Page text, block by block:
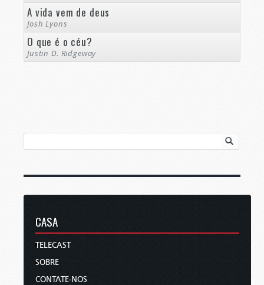
A vida vem de deus
Josh Lyons
O que é o céu?
Justin D. Ridgeway
CASA
TELECAST
SOBRE
CONTATE-NOS